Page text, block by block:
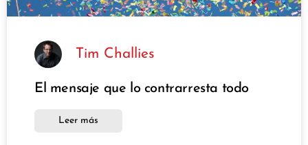
Tim Challies
El mensaje que lo contrarresta todo
Leer más